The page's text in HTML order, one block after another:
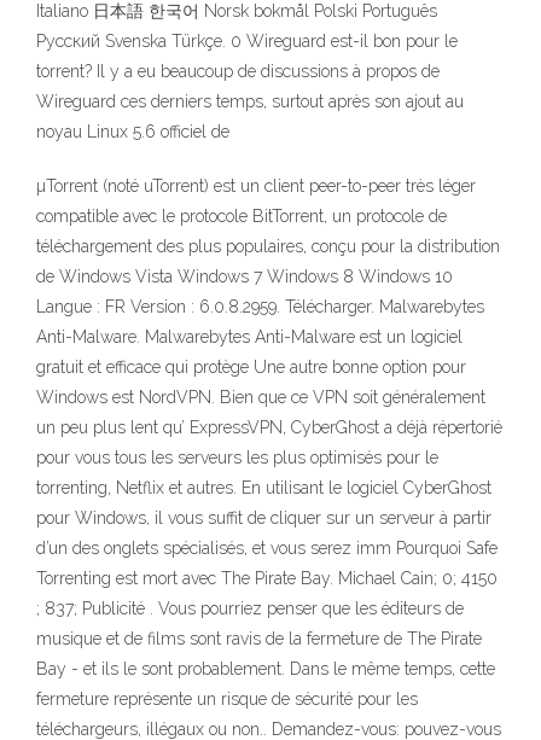
Italiano 日本語 한국어 Norsk bokmål Polski Português
Русский Svenska Türkçe. 0 Wireguard est-il bon pour le
torrent? Il y a eu beaucoup de discussions à propos de
Wireguard ces derniers temps, surtout après son ajout au
noyau Linux 5.6 officiel de
µTorrent (noté uTorrent) est un client peer-to-peer très léger
compatible avec le protocole BitTorrent, un protocole de
téléchargement des plus populaires, conçu pour la distribution
de Windows Vista Windows 7 Windows 8 Windows 10
Langue : FR Version : 6.0.8.2959. Télécharger. Malwarebytes
Anti-Malware. Malwarebytes Anti-Malware est un logiciel
gratuit et efficace qui protège Une autre bonne option pour
Windows est NordVPN. Bien que ce VPN soit généralement
un peu plus lent qu’ ExpressVPN, CyberGhost a déjà répertorié
pour vous tous les serveurs les plus optimisés pour le
torrenting, Netflix et autres. En utilisant le logiciel CyberGhost
pour Windows, il vous suffit de cliquer sur un serveur à partir
d’un des onglets spécialisés, et vous serez imm Pourquoi Safe
Torrenting est mort avec The Pirate Bay. Michael Cain; 0; 4150
; 837; Publicité . Vous pourriez penser que les éditeurs de
musique et de films sont ravis de la fermeture de The Pirate
Bay - et ils le sont probablement. Dans le même temps, cette
fermeture représente un risque de sécurité pour les
téléchargeurs, illégaux ou non.. Demandez-vous: pouvez-vous